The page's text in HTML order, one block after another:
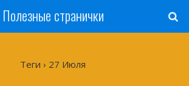
Полезные странички
Теги › 27 Июля